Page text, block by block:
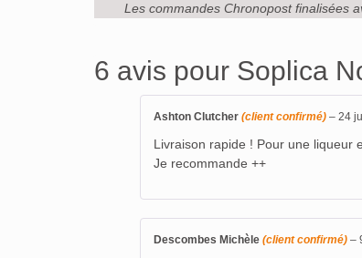
Les commandes Chronopost finalisées
6 avis pour Soplica
Ashton Clutcher (client confirmé) – 24
Livraison rapide ! Pour une liqueur
Je recommande ++
Descombes Michèle (client confirmé) –